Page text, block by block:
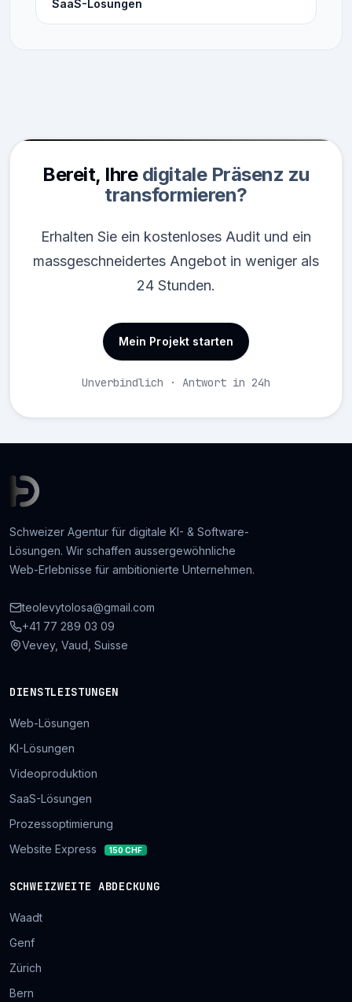
SaaS-Lösungen
Bereit, Ihre digitale Präsenz zu
transformieren?
Erhalten Sie ein kostenloses Audit und ein
massgeschneidertes Angebot in weniger als
24 Stunden.
Mein Projekt starten
Unverbindlich · Antwort in 24h
Schweizer Agentur für digitale KI- & Software-
Lösungen. Wir schaffen aussergewöhnliche
Web-Erlebnisse für ambitionierte Unternehmen.
teolevytolosa@gmail.com
+41 77 289 03 09
Vevey, Vaud, Suisse
DIENSTLEISTUNGEN
Web-Lösungen
KI-Lösungen
Videoproduktion
SaaS-Lösungen
Prozessoptimierung
Website Express
150 CHF
SCHWEIZWEITE ABDECKUNG
Waadt
Genf
Zürich
Bern